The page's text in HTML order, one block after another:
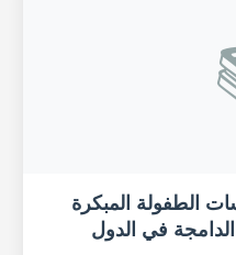
الطفولة المبكرة
الدامجة في الدول